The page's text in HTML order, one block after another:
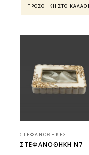
ΠΡΟΣΘΉΚΗ ΣΤΟ ΚΑΛΆΘΙ
ΣΤΕΦΑΝΟΘΉΚΕΣ
ΣΤΕΦΑΝΟΘΗΚΗ Ν7